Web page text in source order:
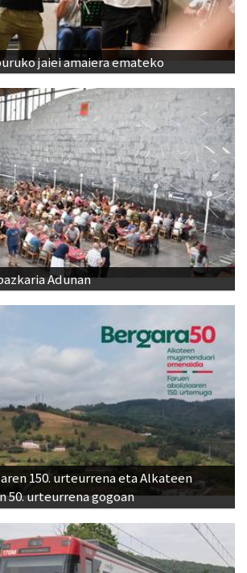
jaiei amaiera emateko
Adunan
150. urteurrena eta Alkateen
50. urteurrena gogoan